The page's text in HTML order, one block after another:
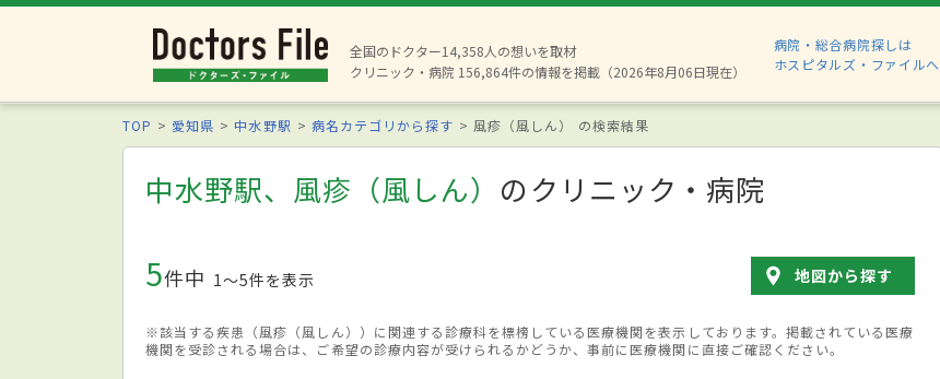
全国のドクター14,358人の想いを取材
クリニック・病院 156,864件の情報を掲載（2026年8月06日現在）
病院・総合病院探しは
ホスピタルズ・ファイルへ
TOP 愛知県 中水野駅 病名カテゴリから探す 風疹（風しん） の検索結果
中水野駅、風疹（風しん） のクリニック・病院
5件中 1〜5件を表示 地図から探す
※該当する疾患（風疹（風しん））に関連する診療科を標榜している医療機関を表示しております。掲載されている医療
機関を受診される場合は、ご希望の診療内容が受けられるかどうか、事前に医療機関に直接ご確認ください。